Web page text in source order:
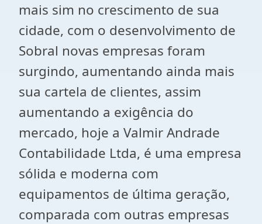
mais sim no crescimento de sua
cidade, com o desenvolvimento de
Sobral novas empresas foram
surgindo, aumentando ainda mais
sua cartela de clientes, assim
aumentando a exigência do
mercado, hoje a Valmir Andrade
Contabilidade Ltda, é uma empresa
sólida e moderna com
equipamentos de última geração,
comparada com outras empresas